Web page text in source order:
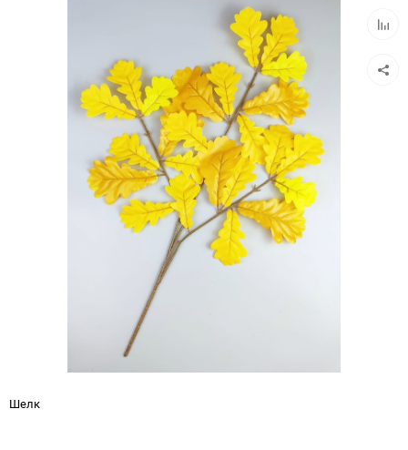
Шелк